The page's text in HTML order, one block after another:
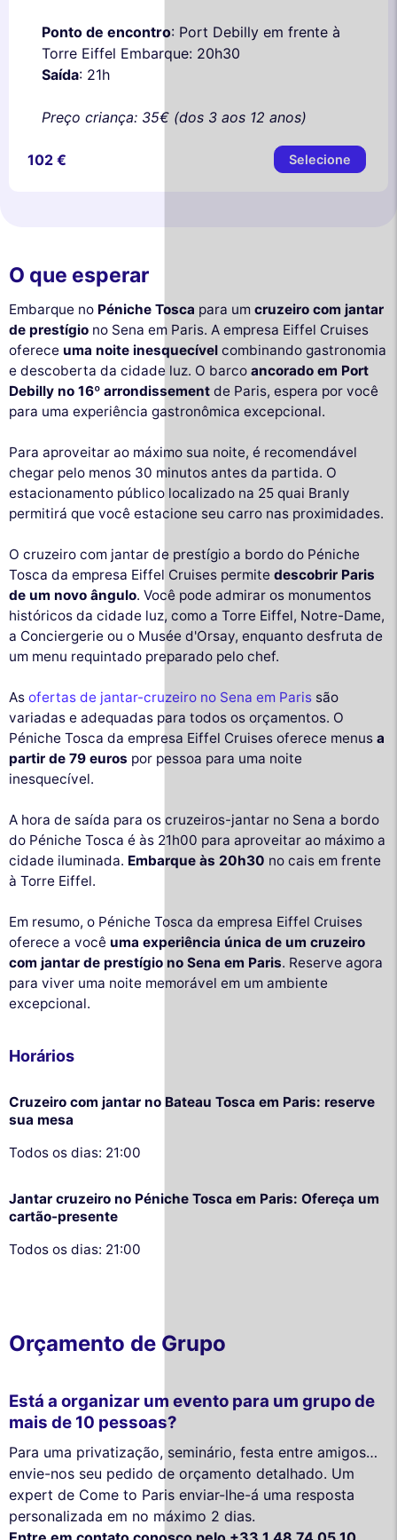
Ponto de encontro: Port Debilly em frente à
Torre Eiffel Embarque: 20h30
Saída: 21h
Preço criança: 35€ (dos 3 aos 12 anos)
102 € Selecione
O que esperar
Embarque no Péniche Tosca para um cruzeiro com jantar
de prestígio no Sena em Paris. A empresa Eiffel Cruises
oferece uma noite inesquecível combinando gastronomia
e descoberta da cidade luz. O barco ancorado em Port
Debilly no 16º arrondissement de Paris, espera por você
para uma experiência gastronômica excepcional.
Para aproveitar ao máximo sua noite, é recomendável
chegar pelo menos 30 minutos antes da partida. O
estacionamento público localizado na 25 quai Branly
permitirá que você estacione seu carro nas proximidades.
O cruzeiro com jantar de prestígio a bordo do Péniche
Tosca da empresa Eiffel Cruises permite descobrir Paris
de um novo ângulo. Você pode admirar os monumentos
históricos da cidade luz, como a Torre Eiffel, Notre-Dame,
a Conciergerie ou o Musée d'Orsay, enquanto desfruta de
um menu requintado preparado pelo chef.
As ofertas de jantar-cruzeiro no Sena em Paris são
variadas e adequadas para todos os orçamentos. O
Péniche Tosca da empresa Eiffel Cruises oferece menus a
partir de 79 euros por pessoa para uma noite
inesquecível.
A hora de saída para os cruzeiros-jantar no Sena a bordo
do Péniche Tosca é às 21h00 para aproveitar ao máximo a
cidade iluminada. Embarque às 20h30 no cais em frente
à Torre Eiffel.
Em resumo, o Péniche Tosca da empresa Eiffel Cruises
oferece a você uma experiência única de um cruzeiro
com jantar de prestígio no Sena em Paris. Reserve agora
para viver uma noite memorável em um ambiente
excepcional.
Horários
Cruzeiro com jantar no Bateau Tosca em Paris: reserve
sua mesa
Todos os dias: 21:00
Jantar cruzeiro no Péniche Tosca em Paris: Ofereça um
cartão-presente
Todos os dias: 21:00
Orçamento de Grupo
Está a organizar um evento para um grupo de
mais de 10 pessoas?
Para uma privatização, seminário, festa entre amigos…
envie-nos seu pedido de orçamento detalhado. Um
expert de Come to Paris enviar-lhe-á uma resposta
personalizada em no máximo 2 dias.